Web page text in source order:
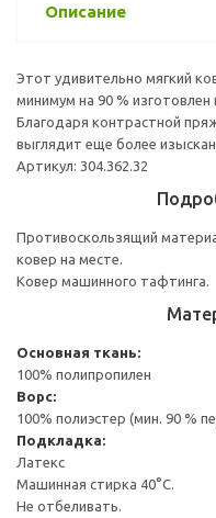
Описание
Этот удивительно мягкий
минимум на 90 % изготовлен
Благодаря контрастной
выглядит еще более
Артикул: 304.362.32
Противоскользящий
ковер на месте.
Ковер машинного тафтинга.
Основная ткань:
100% полипропилен
Ворс:
100% полиэстер (мин. 90 %
Подкладка:
Латекс
Машинная стирка 40°С.
Не отбеливать.